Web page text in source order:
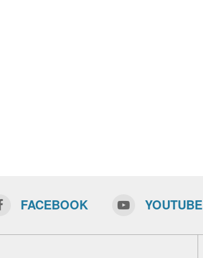
FACEBOOK YOUTUBE